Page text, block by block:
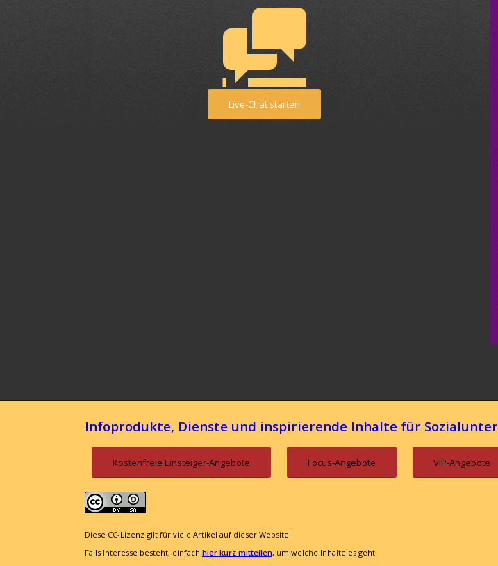
Live-Chat starten
Infoprodukte, Dienste und inspirierende Inhalte für
Kostenfreie Einsteiger-Angebote Focus-Angebote VIP-Angebote
Diese CC-Lizenz gilt für viele Artikel auf dieser Website!
Falls Interesse besteht, einfach hier kurz mitteilen, um welche Inhalte es geht.